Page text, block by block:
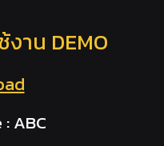
งาน DEMO
ABC